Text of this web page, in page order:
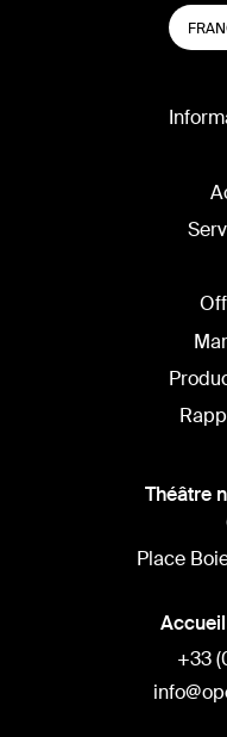
LA
Théâtre
Place
+33